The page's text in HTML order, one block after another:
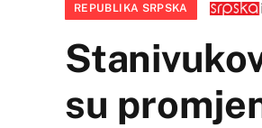
REPUBLIKA SRPSKA
su